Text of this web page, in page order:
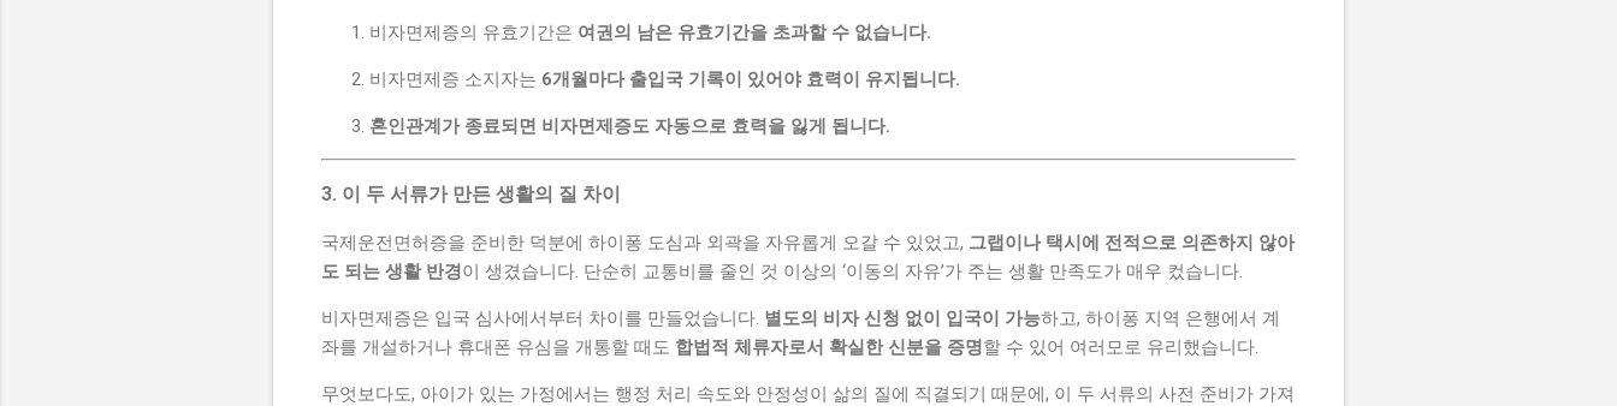
비자면제증의 유효기간은 여권의 남은 유효기간을 초과할 수 없습니다.
비자면제증 소지자는 6개월마다 출입국 기록이 있어야 효력이 유지됩니다.
혼인관계가 종료되면 비자면제증도 자동으로 효력을 잃게 됩니다.
3. 이 두 서류가 만든 생활의 질 차이
국제운전면허증을 준비한 덕분에 하이퐁 도심과 외곽을 자유롭게 오갈 수 있었고, 그랩이나 택시에 전적으로 의존하지 않아
도 되는 생활 반경이 생겼습니다. 단순히 교통비를 줄인 것 이상의 ‘이동의 자유’가 주는 생활 만족도가 매우 컸습니다.
비자면제증은 입국 심사에서부터 차이를 만들었습니다. 별도의 비자 신청 없이 입국이 가능하고, 하이퐁 지역 은행에서 계
좌를 개설하거나 휴대폰 유심을 개통할 때도 합법적 체류자로서 확실한 신분을 증명할 수 있어 여러모로 유리했습니다.
무엇보다도, 아이가 있는 가정에서는 행정 처리 속도와 안정성이 삶의 질에 직결되기 때문에, 이 두 서류의 사전 준비가 가져